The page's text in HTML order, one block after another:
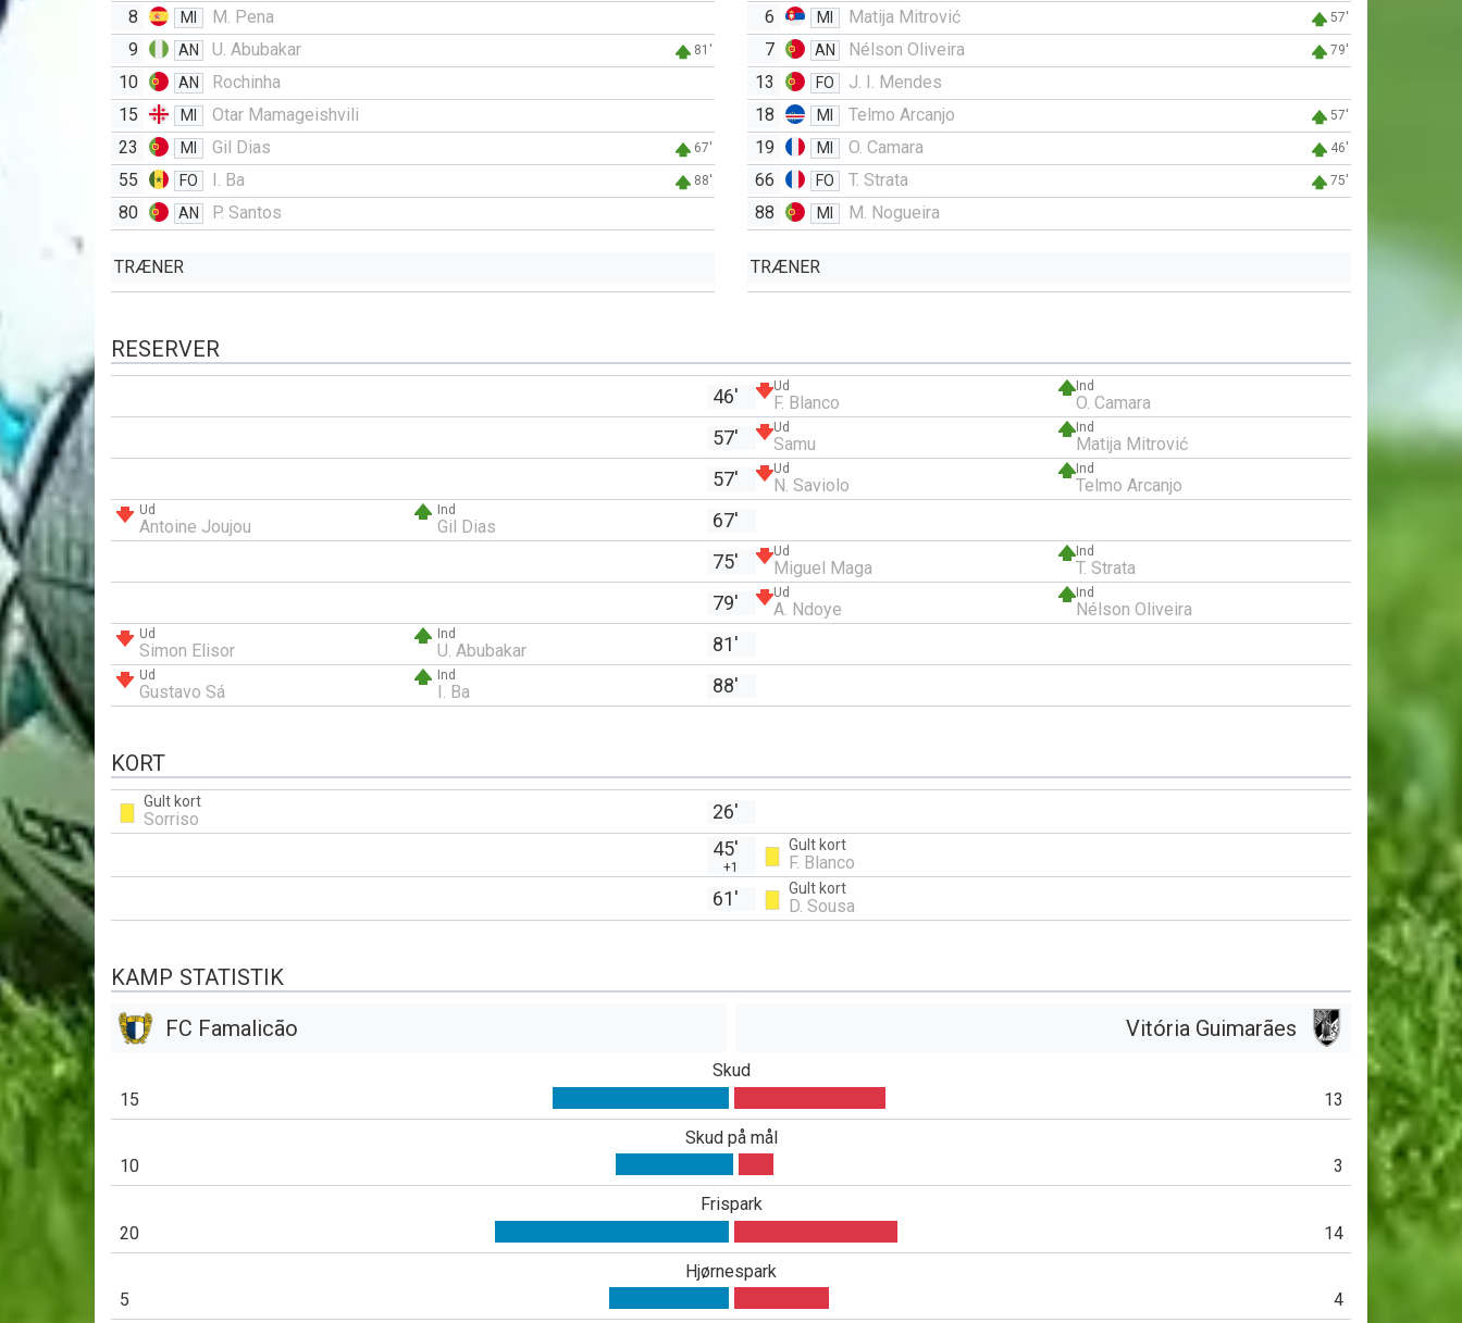
8
MI
M. Pena
9
AN U. Abubakar 81'
10 AN
Rochinha
15
MI
Otar Mamageishvili
23
MI Gil Dias 67'
55 FO I. Ba 88'
80 AN P. Santos
TRÆNER
6
MI Matija Mitrović 57'
7 AN Nélson Oliveira 79'
13 FO
J. I. Mendes
18
MI Telmo Arcanjo 57'
19 MI O. Camara 46'
66 FO T. Strata 75'
88 MI M. Nogueira
TRÆNER
RESERVER
46' Ud
F. Blanco
Ind
O. Camara
57' Ud
Samu
Ind
Matija Mitrović
57' Ud
N. Saviolo
Ind
Telmo Arcanjo
Ud
Antoine Joujou
Ind
Gil Dias
67'
75'
Ud
Miguel Maga
Ind
T. Strata
79' Ud
A. Ndoye
Ind
Nélson Oliveira
Ud
Simon Elisor
Ind
U. Abubakar 81'
Ud
Gustavo Sá
Ind
I. Ba 88'
KORT
Gult kort
Sorriso
26'
45'
+1
Gult kort
F. Blanco
61' Gult kort
D. Sousa
KAMP STATISTIK
FC Famalicão
Vitória Guimarães
Skud
15
13
Skud på mål
10
3
Frispark
20
14
Hjørnespark
5
4